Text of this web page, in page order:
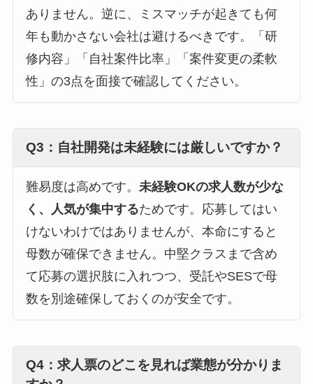
ありません。逆に、ミスマッチが起きても何
年も動かさない会社は避けるべきです。「研
修内容」「自社案件比率」「案件変更の柔軟
性」の3点を面接で確認してください。
Q3：自社開発は未経験には厳しいですか？
難易度は高めです。 未経験OKの求人数が少な
く、人気が集中するためです。応募してはい
けないわけではありませんが、本命にすると
母数が確保できません。中堅クラスまで含め
て応募の選択肢に入れつつ、受託やSESで母
数を別途確保しておくのが安全です。
Q4：求人票のどこを見れば業態が分かりま